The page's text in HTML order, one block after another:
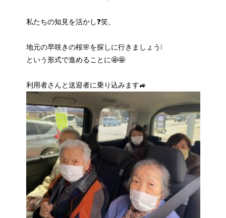
私たちの知見を活かし❓笑、
地元の早咲きの桜🌸を探しに行きましょう❕
という形式で進めることに🤩🤩
利用者さんと送迎者に乗り込みます🚙